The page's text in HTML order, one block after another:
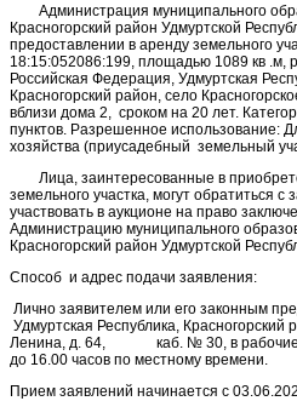
Администрация муниципального
Красногорский район Удмуртской
предоставлении в аренду земельного
18:15:052086:199, площадью 1089 кв .м,
Российская Федерация, Удмуртская
Красногорский район, село
вблизи дома 2, сроком на 20 лет.
пунктов. Разрешенное использование:
хозяйства (приусадебный земельный
Лица, заинтересованные в
земельного участка, могут обратиться
участвовать в аукционе на право
Администрацию муниципального
Красногорский район Удмуртской
Способ и адрес подачи заявления:
Лично заявителем или его законным
Удмуртская Республика, Красногорский
Ленина, д. 64, каб. № 30, в рабочие
до 16.00 часов по местному времени.
Прием заявлений начинается с